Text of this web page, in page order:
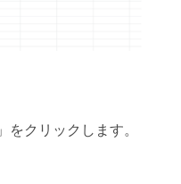
」をクリックします。